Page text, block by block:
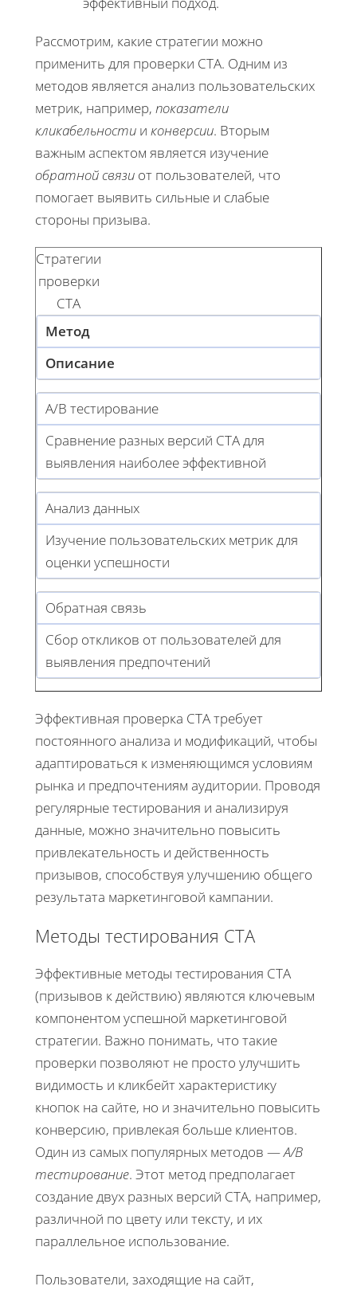
Рассмотрим, какие стратегии можно
применить для проверки CTA. Одним из
методов является анализ пользовательских
метрик, например, показатели
кликабельности и конверсии. Вторым
важным аспектом является изучение
обратной связи от пользователей, что
помогает выявить сильные и слабые
стороны призыва.
Стратегии
проверки
CTA
Метод
Описание
А/B тестирование
Сравнение разных версий CTA для
выявления наиболее эффективной
Анализ данных
Изучение пользовательских метрик для
оценки успешности
Обратная связь
Сбор откликов от пользователей для
выявления предпочтений
Эффективная проверка CTA требует
постоянного анализа и модификаций, чтобы
адаптироваться к изменяющимся условиям
рынка и предпочтениям аудитории. Проводя
регулярные тестирования и анализируя
данные, можно значительно повысить
привлекательность и действенность
призывов, способствуя улучшению общего
результата маркетинговой кампании.
Методы тестирования CTA
Эффективные методы тестирования CTA
(призывов к действию) являются ключевым
компонентом успешной маркетинговой
стратегии. Важно понимать, что такие
проверки позволяют не просто улучшить
видимость и кликбейт характеристику
кнопок на сайте, но и значительно повысить
конверсию, привлекая больше клиентов.
Один из самых популярных методов —A/B
тестирование. Этот метод предполагает
создание двух разных версий CTA, например,
различной по цвету или тексту, и их
параллельное использование.
Пользователи, заходящие на сайт,